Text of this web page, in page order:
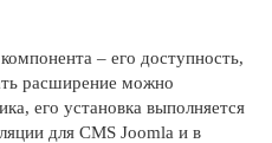
– его доступность,
расширение можно
его установка выполняется
для CMS Joomla и в